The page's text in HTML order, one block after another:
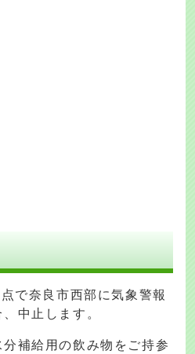
で奈良市西部に気象警報
中止します。
補給用の飲み物をご持参